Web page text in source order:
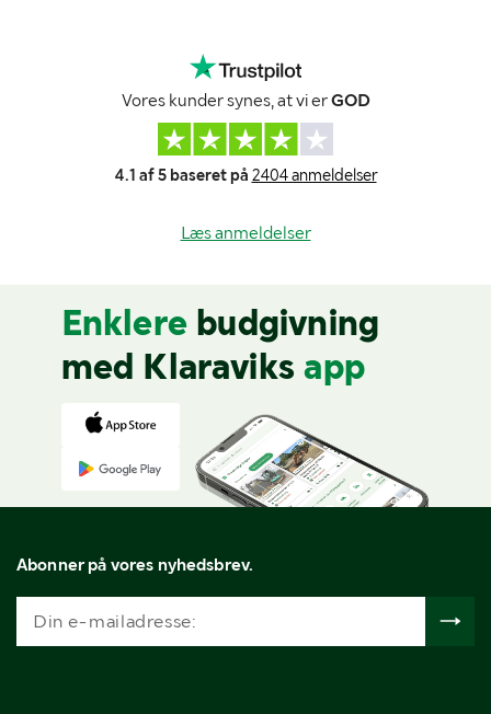
Vores kunder synes, at vi erGOD
4.1 af 5 baseret på 2404 anmeldelser
Læs anmeldelser
Enklere budgivning
med Klaraviks app
Abonner på vores nyhedsbrev.